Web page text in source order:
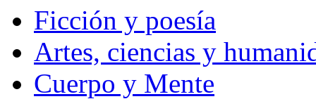
Ficción y poesía
Artes, ciencias y
Cuerpo y Mente